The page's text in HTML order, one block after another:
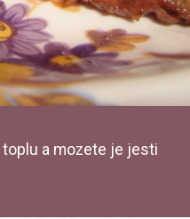
a mozete je jesti